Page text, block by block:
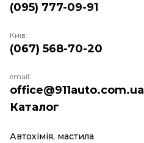
Каталог
Автохімія, мастила
(095) 777-09-91
Київ:
(067) 568-70-20
email:
office@911auto.com.ua